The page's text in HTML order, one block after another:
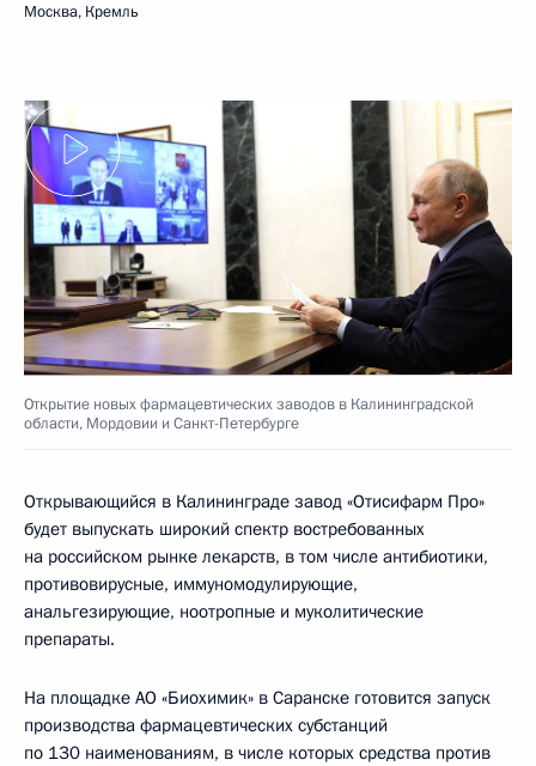
Москва, Кремль
Открытие новых фармацевтических заводов в Калининградской
области, Мордовии и Санкт-Петербурге
Открывающийся в Калининграде завод «Отисифарм Про»
будет выпускать широкий спектр востребованных
на российском рынке лекарств, в том числе антибиотики,
противовирусные, иммуномодулирующие,
анальгезирующие, ноотропные и муколитические
препараты.
На площадке АО «Биохимик» в Саранске готовится запуск
производства фармацевтических субстанций
по 130 наименованиям, в числе которых средства против